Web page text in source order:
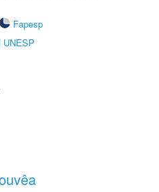
Fapesp
UNESP